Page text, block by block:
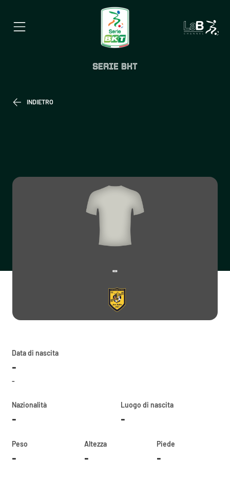
SERIE BKT
INDIETRO
-
Data di nascita
-
-
Nazionalità
-
Luogo di nascita
-
Peso
-
Altezza
-
Piede
-